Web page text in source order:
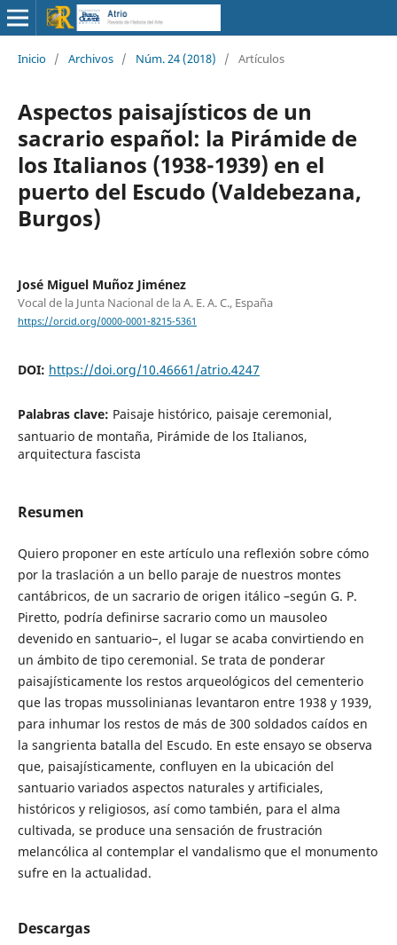
Inicio / Archivos / Núm. 24 (2018) / Artículos
Aspectos paisajísticos de un
sacrario español: la Pirámide de
los Italianos (1938-1939) en el
puerto del Escudo (Valdebezana,
Burgos)
José Miguel Muñoz Jiménez
Vocal de la Junta Nacional de la A. E. A. C., España
https://orcid.org/0000-0001-8215-5361
DOI: https://doi.org/10.46661/atrio.4247
Palabras clave: Paisaje histórico, paisaje ceremonial,
santuario de montaña, Pirámide de los Italianos,
arquitectura fascista
Resumen
Quiero proponer en este artículo una reflexión sobre cómo
por la traslación a un bello paraje de nuestros montes
cantábricos, de un sacrario de origen itálico –según G. P.
Piretto, podría definirse sacrario como un mausoleo
devenido en santuario−, el lugar se acaba convirtiendo en
un ámbito de tipo ceremonial. Se trata de ponderar
paisajísticamente los restos arqueológicos del cementerio
que las tropas mussolinianas levantaron entre 1938 y 1939,
para inhumar los restos de más de 300 soldados caídos en
la sangrienta batalla del Escudo. En este ensayo se observa
que, paisajísticamente, confluyen en la ubicación del
santuario variados aspectos naturales y artificiales,
históricos y religiosos, así como también, para el alma
cultivada, se produce una sensación de frustración
melancólica al contemplar el vandalismo que el monumento
sufre en la actualidad.
Descargas